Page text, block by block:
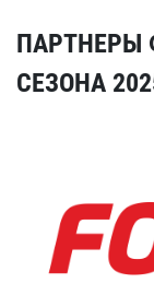
ПАРТНЕРЫ
СЕЗОНА